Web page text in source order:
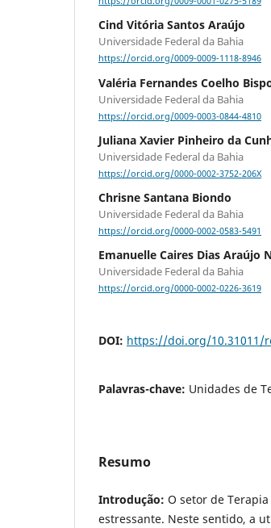
Cind Vitória Santos Araújo
Universidade Federal da Bahia
https://orcid.org/0009-0009-1118-8946
Valéria Fernandes Coelho
Universidade Federal da Bahia
https://orcid.org/0009-0003-0844-4810
Juliana Xavier Pinheiro da
Universidade Federal da Bahia
https://orcid.org/0000-0002-3752-206X
Chrisne Santana Biondo
Universidade Federal da Bahia
https://orcid.org/0000-0002-0583-5491
Emanuelle Caires Dias Araújo
Universidade Federal da Bahia
https://orcid.org/0000-0002-0226-3619
DOI: https://doi.org/10.31011/
Palavras-chave: Unidades de
Resumo
Introdução: O setor de
estressante. Neste sentido, a